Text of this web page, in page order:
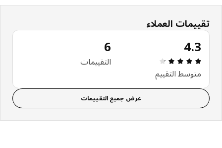
تقييمات العملاء
4.3
التقييم: 4.3 من 5 النجوم. إجمالي التقييمات: 6
متوسط التقييم
التقييمات
عرض جميع التقييمات